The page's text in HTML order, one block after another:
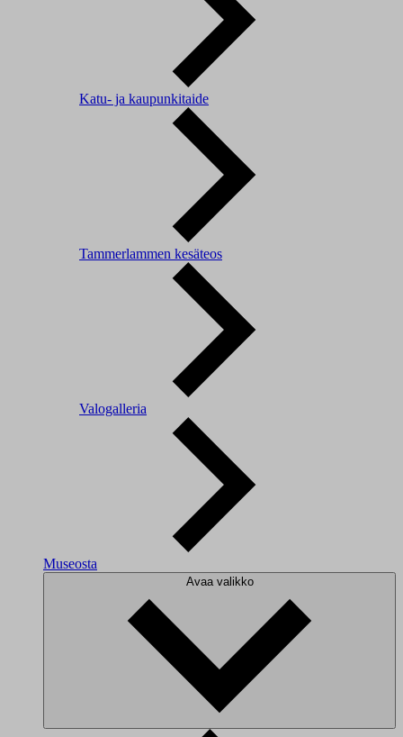
Katu- ja kaupunkitaide
Tammerlammen kesäteos
Valogalleria
Museosta
Avaa valikko